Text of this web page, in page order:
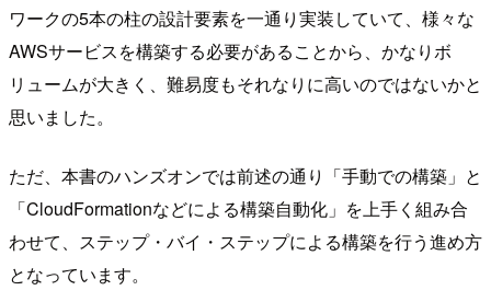
ワークの5本の柱の設計要素を一通り実装していて、様々な
AWSサービスを構築する必要があることから、かなりボ
リュームが大きく、難易度もそれなりに高いのではないかと
思いました。
ただ、本書のハンズオンでは前述の通り「手動での構築」と
「CloudFormationなどによる構築自動化」を上手く組み合
わせて、ステップ・バイ・ステップによる構築を行う進め方
となっています。